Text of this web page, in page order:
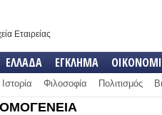
Εταιρείας
ΕΛΛΑΔΑ ΕΓΚΛΗΜΑ
Ιστορία Φιλοσοφία Πολιτισμός